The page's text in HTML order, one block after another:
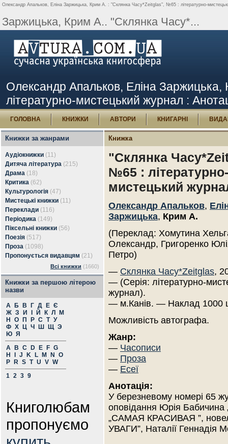
Олександр Апальков, Еліна Заржицька, Крим А. : "Склянка Часу*Zeitglas", №65 : літературно-
Заржицька, Крим А.. "Склянка Часу*...
Олександр Апальков, Еліна
літературно-мистецький журнал :
ГОЛОВНА КНИЖКИ АВТОРИ КНИГАРНІ
Книжки за жанрами
Аудіокнижки (11)
Дитяча література (215)
Драма (18)
Критика (62)
Культурологія (47)
Мистецькі книжки (11)
Переклади (116)
Періодика (149)
Піксельні книжки (56)
Поезія (517)
Проза (1098)
Пропонується видавцям (21)
Всі книжки (1660)
Книжки за першою літерою
назви
А Б В Г Д Е Є
Ж З И Й К Л
М
Н
О П Р С Т У
Ф Х Ц Ч Ш Щ Э
Ю Я
A
B C D E F G
H
J K L M N
O
P
R S T U V W
1 2 3 9
Книголюбам
пропонуємо
Книжка
"Склянка
№65 : літературно-
мистецький
Олександр Апальков,
Заржицька, Крим А.
(Переклад: Хомутина
Олександр, Григоренко
Петро)
— Склянка Часу*Zeitglas,
— (Серія: літературно-
журнал).
— м.Канів. — Наклад 1000
Можливість автографа.
Жанр:
— Часописи
— Проза
— Есеї
Анотація:
У березневому номері 65
оповідання Юрія
„САМАЯ КРАСИВАЯ ”,
УВАГИ”, Наталії